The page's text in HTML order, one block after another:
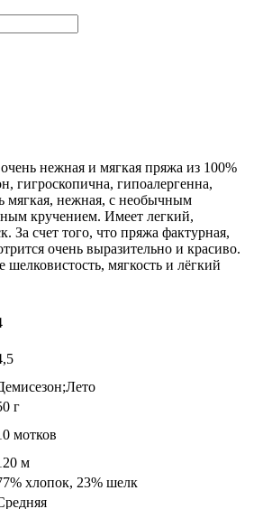
нежная и мягкая пряжа из 100%
гигроскопична, гипоалергенна,
мягкая, нежная, с необычным
кручением. Имеет легкий,
За счет того, что пряжа фактурная,
очень выразительно и красиво.
мягкость и лёгкий
г
мотков
м
хлопок, 23% шелк